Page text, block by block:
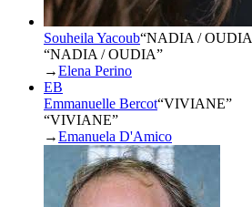
Souheila Yacoub“NADIA / OUDIA
“NADIA / OUDIA”
→Elena Perino
EB
Emmanuelle Bercot“VIVIANE”
“VIVIANE”
→Emanuela D'Amico